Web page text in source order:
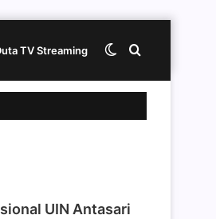
TV Streaming Cari
Switch
UIN Antasari